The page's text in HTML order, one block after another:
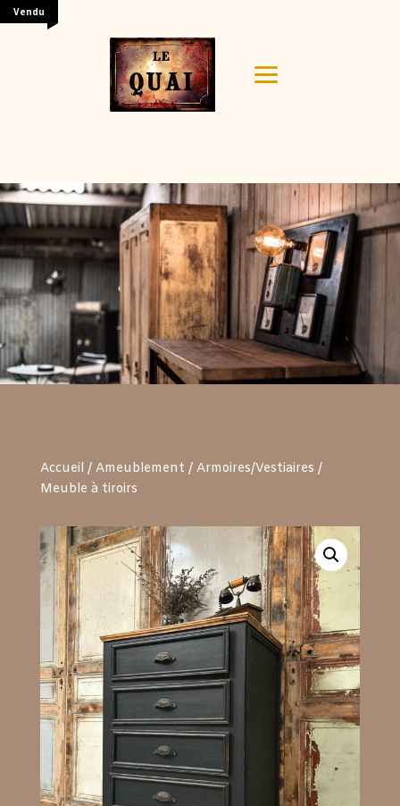
Vendu
Your content goes here. Edit or remove this text inline
or in the module Content settings. You can also style
every aspect of this content in the module Design
settings and even apply custom CSS to this text in the
module Advanced settings.
Accueil / Ameublement / Armoires/Vestiaires /
Meuble à tiroirs